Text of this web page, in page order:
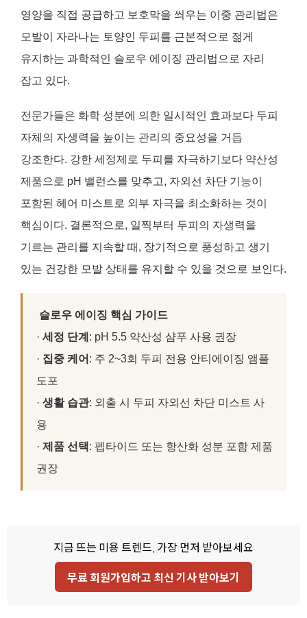
영양을 직접 공급하고 보호막을 씌우는 이중 관리법은
모발이 자라나는 토양인 두피를 근본적으로 젊게
유지하는 과학적인 슬로우 에이징 관리법으로 자리
잡고 있다.
전문가들은 화학 성분에 의한 일시적인 효과보다 두피
자체의 자생력을 높이는 관리의 중요성을 거듭
강조한다. 강한 세정제로 두피를 자극하기보다 약산성
제품으로 pH 밸런스를 맞추고, 자외선 차단 기능이
포함된 헤어 미스트로 외부 자극을 최소화하는 것이
핵심이다. 결론적으로, 일찍부터 두피의 자생력을
기르는 관리를 지속할 때, 장기적으로 풍성하고 생기
있는 건강한 모발 상태를 유지할 수 있을 것으로 보인다.
슬로우 에이징 핵심 가이드
· 세정 단계 : pH 5.5 약산성 샴푸 사용 권장
· 집중 케어 : 주 2~3회 두피 전용 안티에이징 앰플
도포
· 생활 습관: 외출 시 두피 자외선 차단 미스트 사
용
· 제품 선택: 펩타이드 또는 항산화 성분 포함 제품
권장
지금 뜨는 미용 트렌드, 가장 먼저 받아보세요
무료 회원가입하고 최신 기사 받아보기